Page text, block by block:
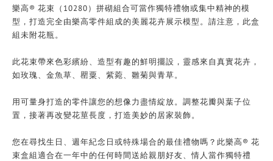
樂高® 花束（10280）拼砌組合可當作獨特禮物或集中精神的模
型，打造完全由樂高零件組成的美麗花卉展示模型。請注意，此盒
組未附花瓶。
此花束帶來色彩繽紛、造型有趣的鮮明擺設，靈感來自真實花卉，
如玫瑰、金魚草、罌粟、紫菀、雛菊與青草。
用可量身打造的零件讓您的想像力盡情綻放。調整花瓣與葉子位
置，接著再改變花莖長度，打造美妙的居家裝飾。
您在尋找生日、週年紀念日或特殊場合的最佳禮物嗎？此樂高® 花
束盒組適合在一年中的任何時間送給親朋好友、情人當作獨特禮